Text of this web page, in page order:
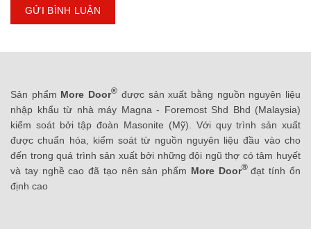
Sản phẩm More Door® được sản xuất bằng nguồn nguyên liệu
nhập khẩu từ nhà máy Magna - Foremost Shd Bhd (Malaysia)
kiểm soát bởi tập đoàn Masonite (Mỹ). Với quy trình sản xuất
được chuẩn hóa, kiểm soát từ nguồn nguyên liệu đầu vào cho
đến trong quá trình sản xuất bởi những đội ngũ thợ có tâm huyết
và tay nghề cao đã tạo nên sản phẩm More Door® đạt tính ổn
định cao